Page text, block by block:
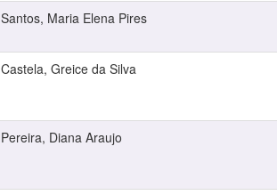
Santos, Maria Elena Pires
Castela, Greice da Silva
Pereira, Diana Araujo